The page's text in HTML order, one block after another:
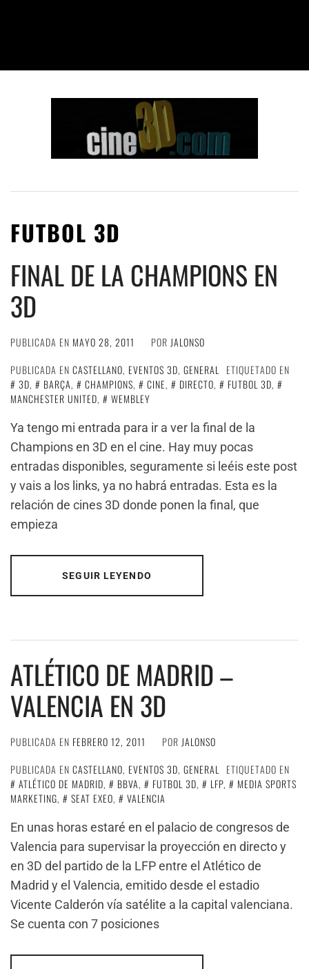
FUTBOL 3D
FINAL DE LA CHAMPIONS EN
3D
PUBLICADA EN MAYO 28, 2011 POR JALONSO
PUBLICADA EN CASTELLANO, EVENTOS 3D, GENERAL
ETIQUETADO EN
3D, BARÇA, CHAMPIONS, CINE, DIRECTO, FUTBOL 3D,
MANCHESTER UNITED,
WEMBLEY
Ya tengo mi entrada para ir a ver la final de la
Champions en 3D en el cine. Hay muy pocas
entradas disponibles, seguramente si leéis este post
y vais a los links, ya no habrá entradas. Esta es la
relación de cines 3D donde ponen la final, que
empieza
SEGUIR LEYENDO
ATLÉTICO DE MADRID –
VALENCIA EN 3D
PUBLICADA EN FEBRERO 12, 2011 POR JALONSO
PUBLICADA EN CASTELLANO, EVENTOS 3D, GENERAL
ETIQUETADO EN
ATLÉTICO DE MADRID, BBVA, FUTBOL 3D, LFP,
MEDIA SPORTS
MARKETING, SEAT EXEO,
VALENCIA
En unas horas estaré en el palacio de congresos de
Valencia para supervisar la proyección en directo y
en 3D del partido de la LFP entre el Atlético de
Madrid y el Valencia, emitido desde el estadio
Vicente Calderón vía satélite a la capital valenciana.
Se cuenta con 7 posiciones